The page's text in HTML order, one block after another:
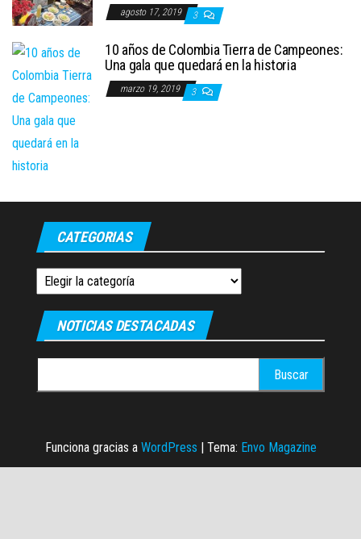
agosto 17, 2019 3
10 años de Colombia Tierra de Campeones:
Una gala que quedará en la historia
marzo 19, 2019 3
CATEGORIAS
Categorias
NOTICIAS DESTACADAS
Funciona gracias a WordPress | Tema: Envo Magazine